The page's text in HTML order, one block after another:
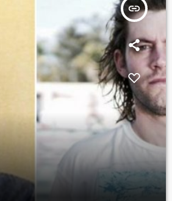
insert_link